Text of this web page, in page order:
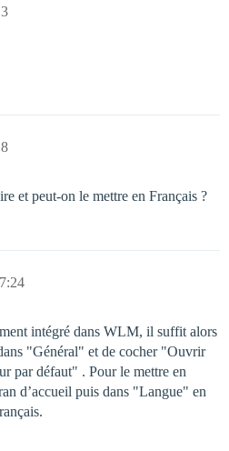
et peut-on le mettre en Français ?
intégré dans WLM, il suffit alors
"Général" et de cocher "Ouvrir
par défaut" . Pour le mettre en
d’accueil puis dans "Langue" en